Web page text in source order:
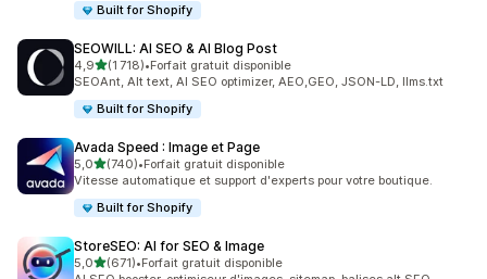
Built for Shopify
SEOWILL: AI SEO & AI Blog Post
4,9étoile(s) sur 5
(1 718)
1718 avis au total
•Forfait gratuit disponible
SEOAnt, Alt text, AI SEO optimizer, AEO,GEO, JSON-LD, llms.txt
Built for Shopify
Avada Speed : Image et Page
5,0étoile(s) sur 5
(740)
740 avis au total
•Forfait gratuit disponible
Vitesse automatique et support d'experts pour votre boutique.
Built for Shopify
StoreSEO: AI for SEO & Image
5,0étoile(s) sur 5
(671)
671 avis au total
•Forfait gratuit disponible